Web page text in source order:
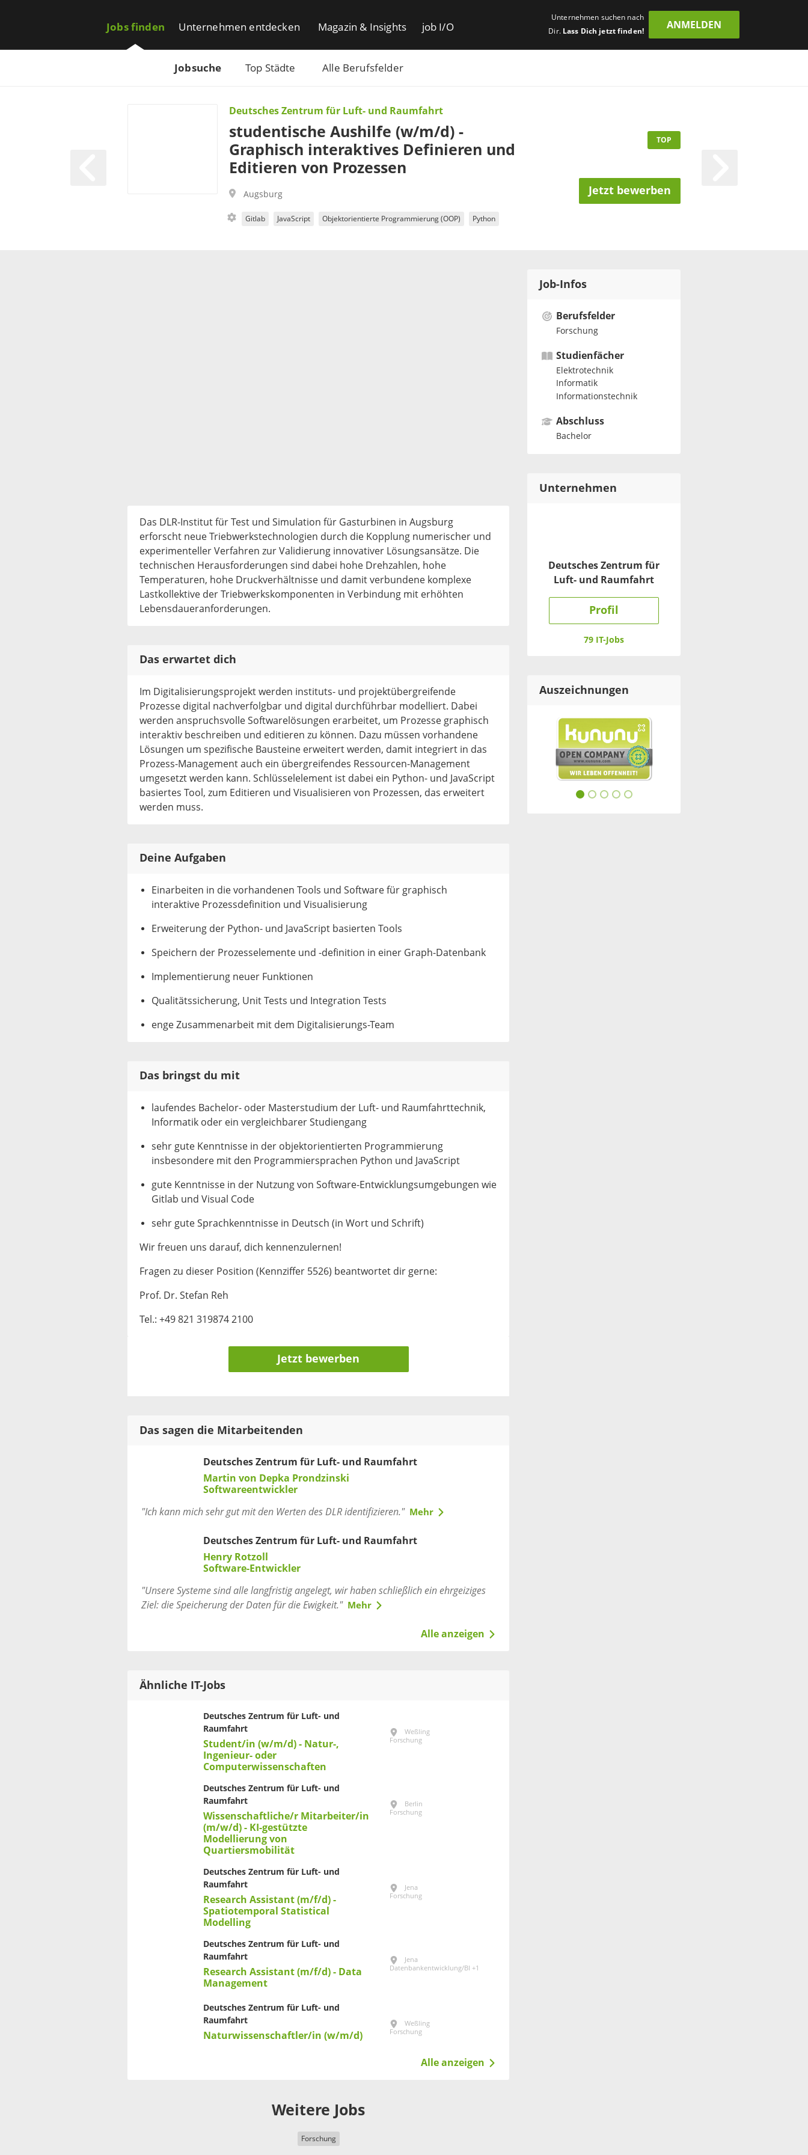
Jobs finden
Jobsuche Top Städte Alle Berufsfelder
Unternehmen entdecken Magazin & Insights job I/O
Unternehmen suchen nach
Dir. Lass Dich jetzt finden!
ANMELDEN
Deutsches Zentrum für Luft- und Raumfahrt
studentische Aushilfe (w/m/d) -
Graphisch interaktives Definieren und
Editieren von Prozessen
Augsburg
Gitlab JavaScript Objektorientierte Programmierung (OOP) Python
TOP
Jetzt bewerben
Das DLR-Institut für Test und Simulation für Gasturbinen in Augsburg
erforscht neue Triebwerkstechnologien durch die Kopplung numerischer und
experimenteller Verfahren zur Validierung innovativer Lösungsansätze. Die
technischen Herausforderungen sind dabei hohe Drehzahlen, hohe
Temperaturen, hohe Druckverhältnisse und damit verbundene komplexe
Lastkollektive der Triebwerkskomponenten in Verbindung mit erhöhten
Lebensdaueranforderungen.
Das erwartet dich
Im Digitalisierungsprojekt werden instituts- und projektübergreifende
Prozesse digital nachverfolgbar und digital durchführbar modelliert. Dabei
werden anspruchsvolle Softwarelösungen erarbeitet, um Prozesse graphisch
interaktiv beschreiben und editieren zu können. Dazu müssen vorhandene
Lösungen um spezifische Bausteine erweitert werden, damit integriert in das
Prozess-Management auch ein übergreifendes Ressourcen-Management
umgesetzt werden kann. Schlüsselelement ist dabei ein Python- und JavaScript
basiertes Tool, zum Editieren und Visualisieren von Prozessen, das erweitert
werden muss.
Deine Aufgaben
Einarbeiten in die vorhandenen Tools und Software für graphisch
interaktive Prozessdefinition und Visualisierung
Erweiterung der Python- und JavaScript basierten Tools
Speichern der Prozesselemente und -definition in einer Graph-Datenbank
Implementierung neuer Funktionen
Qualitätssicherung, Unit Tests und Integration Tests
enge Zusammenarbeit mit dem Digitalisierungs-Team
Das bringst du mit
laufendes Bachelor- oder Masterstudium der Luft- und Raumfahrttechnik,
Informatik oder ein vergleichbarer Studiengang
sehr gute Kenntnisse in der objektorientierten Programmierung
insbesondere mit den Programmiersprachen Python und JavaScript
gute Kenntnisse in der Nutzung von Software-Entwicklungsumgebungen wie
Gitlab und Visual Code
sehr gute Sprachkenntnisse in Deutsch (in Wort und Schrift)
Wir freuen uns darauf, dich kennenzulernen!
Fragen zu dieser Position (Kennziffer 5526) beantwortet dir gerne:
Prof. Dr. Stefan Reh
Tel.: +49 821 319874 2100
Jetzt bewerben
Das sagen die Mitarbeitenden
Deutsches Zentrum für Luft- und Raumfahrt
Martin von Depka Prondzinski
Softwareentwickler
"Ich kann mich sehr gut mit den Werten des DLR identifizieren." Mehr
Deutsches Zentrum für Luft- und Raumfahrt
Henry Rotzoll
Software-Entwickler
"Unsere Systeme sind alle langfristig angelegt, wir haben schließlich ein ehrgeiziges
Ziel: die Speicherung der Daten für die Ewigkeit." Mehr
Alle anzeigen
Job-Infos
Berufsfelder
Forschung
Studienfächer
Elektrotechnik
Informatik
Informationstechnik
Abschluss
Bachelor
Unternehmen
Deutsches Zentrum für
Luft- und Raumfahrt
Profil
79 IT-Jobs
Auszeichnungen
Ähnliche IT-Jobs
Deutsches Zentrum für Luft- und
Raumfahrt
Student/in (w/m/d) - Natur-,
Ingenieur- oder
Computerwissenschaften
Weßling
Forschung
Deutsches Zentrum für Luft- und
Raumfahrt
Wissenschaftliche/r Mitarbeiter/in
(m/w/d) - KI-gestützte
Modellierung von
Quartiersmobilität
Berlin
Forschung
Deutsches Zentrum für Luft- und
Raumfahrt
Research Assistant (m/f/d) -
Spatiotemporal Statistical
Modelling
Jena
Forschung
Deutsches Zentrum für Luft- und
Raumfahrt
Research Assistant (m/f/d) - Data
Management
Jena
Datenbankentwicklung/BI +1
Deutsches Zentrum für Luft- und
Raumfahrt
Naturwissenschaftler/in (w/m/d)
Weßling
Forschung
Alle anzeigen
Weitere Jobs
Forschung